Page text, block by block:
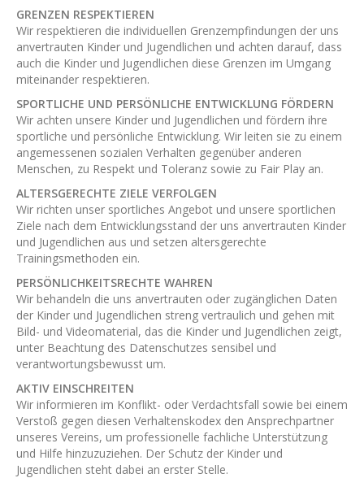
GRENZEN RESPEKTIEREN
Wir respektieren die individuellen Grenzempfindungen der uns
anvertrauten Kinder und Jugendlichen und achten darauf, dass
auch die Kinder und Jugendlichen diese Grenzen im Umgang
miteinander respektieren.
SPORTLICHE UND PERSÖNLICHE ENTWICKLUNG FÖRDERN
Wir achten unsere Kinder und Jugendlichen und fördern ihre
sportliche und persönliche Entwicklung. Wir leiten sie zu einem
angemessenen sozialen Verhalten gegenüber anderen
Menschen, zu Respekt und Toleranz sowie zu Fair Play an.
ALTERSGERECHTE ZIELE VERFOLGEN
Wir richten unser sportliches Angebot und unsere sportlichen
Ziele nach dem Entwicklungsstand der uns anvertrauten Kinder
und Jugendlichen aus und setzen altersgerechte
Trainingsmethoden ein.
PERSÖNLICHKEITSRECHTE WAHREN
Wir behandeln die uns anvertrauten oder zugänglichen Daten
der Kinder und Jugendlichen streng vertraulich und gehen mit
Bild- und Videomaterial, das die Kinder und Jugendlichen zeigt,
unter Beachtung des Datenschutzes sensibel und
verantwortungsbewusst um.
AKTIV EINSCHREITEN
Wir informieren im Konflikt- oder Verdachtsfall sowie bei einem
Verstoß gegen diesen Verhaltenskodex den Ansprechpartner
unseres Vereins, um professionelle fachliche Unterstützung
und Hilfe hinzuzuziehen. Der Schutz der Kinder und
Jugendlichen steht dabei an erster Stelle.